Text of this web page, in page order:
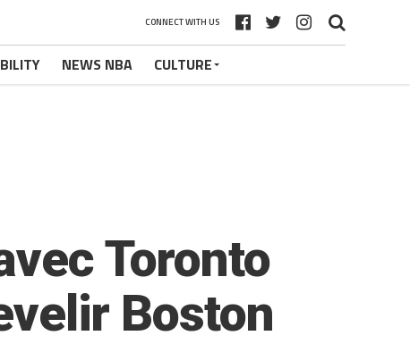
CONNECT WITH US
NEWS NBA CULTURE
Toronto
Boston